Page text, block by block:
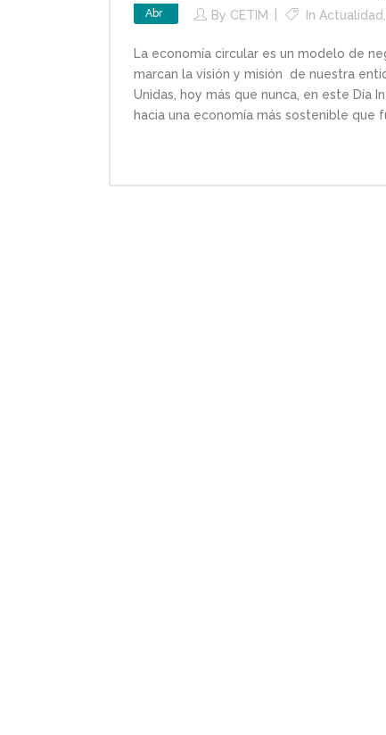
Abr By CETIM In Actualidad
La economía circular es un modelo de
marcan la visión y misión de nuestra
Unidas, hoy más que nunca, en este Día
hacia una economía más sostenible que